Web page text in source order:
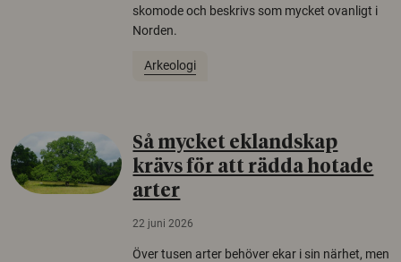
skomode och beskrivs som mycket ovanligt i
Norden.
Arkeologi
Så mycket eklandskap
krävs för att rädda hotade
arter
22 juni 2026
Över tusen arter behöver ekar i sin närhet, men